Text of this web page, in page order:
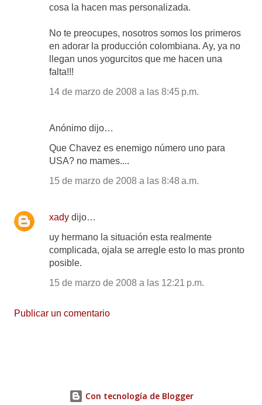
cosa la hacen mas personalizada.
No te preocupes, nosotros somos los primeros
en adorar la producción colombiana. Ay, ya no
llegan unos yogurcitos que me hacen una
falta!!!
14 de marzo de 2008 a las 8:45 p.m.
Anónimo dijo…
Que Chavez es enemigo número uno para
USA? no mames....
15 de marzo de 2008 a las 8:48 a.m.
xady dijo…
uy hermano la situación esta realmente
complicada, ojala se arregle esto lo mas pronto
posible.
15 de marzo de 2008 a las 12:21 p.m.
Publicar un comentario
Con tecnología de Blogger